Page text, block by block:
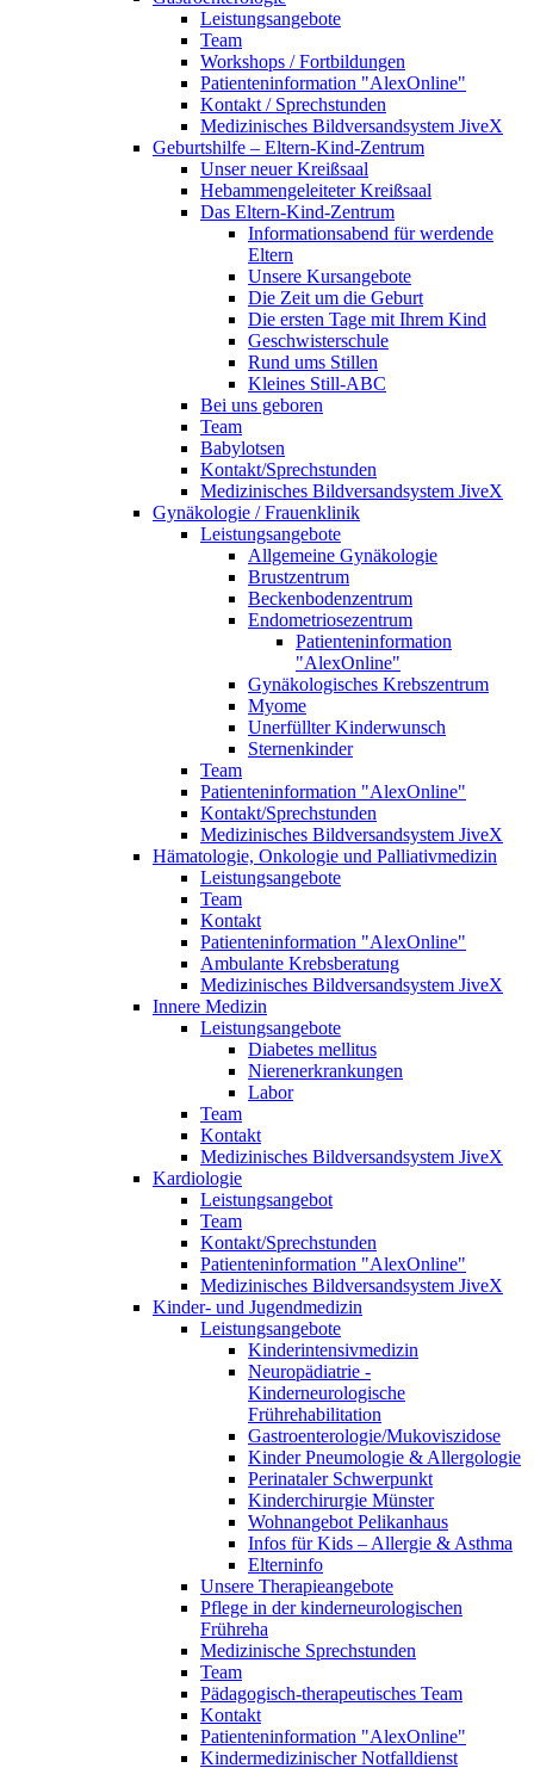
Leistungsangebote
Team
Workshops / Fortbildungen
Patienteninformation "AlexOnline"
Kontakt / Sprechstunden
Medizinisches Bildversandsystem JiveX
Geburtshilfe – Eltern-Kind-Zentrum
Unser neuer Kreißsaal
Hebammengeleiteter Kreißsaal
Das Eltern-Kind-Zentrum
Informationsabend für werdende
Eltern
Unsere Kursangebote
Die Zeit um die Geburt
Die ersten Tage mit Ihrem Kind
Geschwisterschule
Rund ums Stillen
Kleines Still-ABC
Bei uns geboren
Team
Babylotsen
Kontakt/Sprechstunden
Medizinisches Bildversandsystem JiveX
Gynäkologie / Frauenklinik
Leistungsangebote
Allgemeine Gynäkologie
Brustzentrum
Beckenbodenzentrum
Endometriosezentrum
Patienteninformation
"AlexOnline"
Gynäkologisches Krebszentrum
Myome
Unerfüllter Kinderwunsch
Sternenkinder
Team
Patienteninformation "AlexOnline"
Kontakt/Sprechstunden
Medizinisches Bildversandsystem JiveX
Hämatologie, Onkologie und Palliativmedizin
Leistungsangebote
Team
Kontakt
Patienteninformation "AlexOnline"
Ambulante Krebsberatung
Medizinisches Bildversandsystem JiveX
Innere Medizin
Leistungsangebote
Diabetes mellitus
Nierenerkrankungen
Labor
Team
Kontakt
Medizinisches Bildversandsystem JiveX
Kardiologie
Leistungsangebot
Team
Kontakt/Sprechstunden
Patienteninformation "AlexOnline"
Medizinisches Bildversandsystem JiveX
Kinder- und Jugendmedizin
Leistungsangebote
Kinderintensivmedizin
Neuropädiatrie -
Kinderneurologische
Frührehabilitation
Gastroenterologie/Mukoviszidose
Kinder Pneumologie & Allergologie
Perinataler Schwerpunkt
Kinderchirurgie Münster
Wohnangebot Pelikanhaus
Infos für Kids – Allergie & Asthma
Elterninfo
Unsere Therapieangebote
Pflege in der kinderneurologischen
Frühreha
Medizinische Sprechstunden
Team
Pädagogisch-therapeutisches Team
Kontakt
Patienteninformation "AlexOnline"
Kindermedizinischer Notfalldienst